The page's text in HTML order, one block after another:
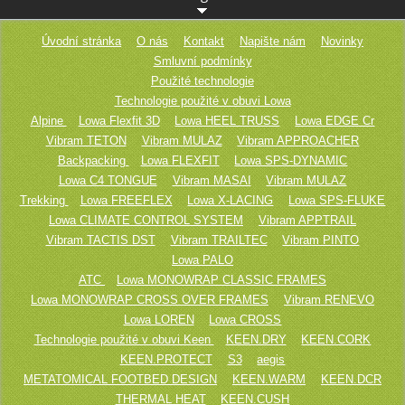
Úvodní stránka O nás Kontakt Napište nám
Novinky
Smluvní podmínky
Použité technologie
Technologie použité v obuvi Lowa
Alpine
Lowa Flexfit 3D Lowa HEEL TRUSS
Lowa EDGE Cr
Vibram TETON
Vibram MULAZ
Vibram APPROACHER
Backpacking
Lowa FLEXFIT
Lowa SPS-DYNAMIC
Lowa C4 TONGUE
Vibram MASAI
Vibram MULAZ
Trekking
Lowa FREEFLEX Lowa X-LACING
Lowa SPS-FLUKE
Lowa CLIMATE CONTROL SYSTEM
Vibram APPTRAIL
Vibram TACTIS DST
Vibram TRAILTEC
Vibram PINTO
Lowa PALO
ATC
Lowa MONOWRAP CLASSIC FRAMES
Lowa MONOWRAP CROSS OVER FRAMES
Vibram RENEVO
Lowa LOREN
Lowa CROSS
Technologie použité v obuvi Keen
KEEN.DRY
KEEN.CORK
KEEN.PROTECT
S3
aegis
METATOMICAL FOOTBED DESIGN
KEEN.WARM
KEEN.DCR
THERMAL HEAT
KEEN.CUSH